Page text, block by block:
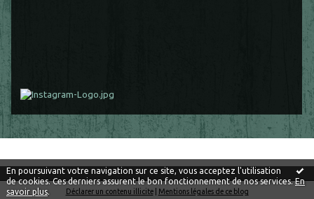
En poursuivant votre navigation sur ce site, vous acceptez l'utilisation
de cookies. Ces derniers assurent le bon fonctionnement de nos services.En
savoir plus. Déclarer un contenu illicite| Mentions légales de ce blog